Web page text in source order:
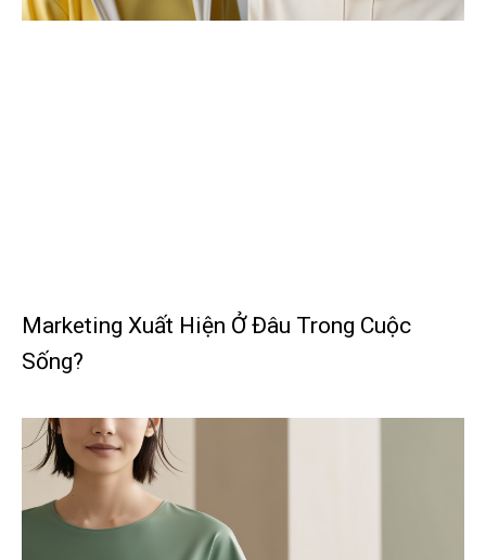
Marketing Xuất Hiện Ở Đâu Trong Cuộc
Sống?